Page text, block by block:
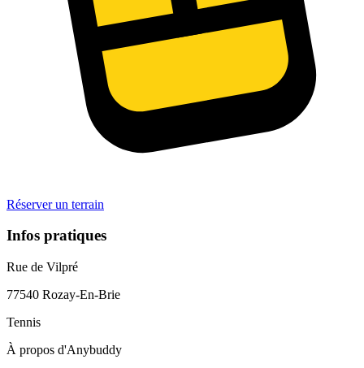
Réserver un terrain
Infos pratiques
Rue de Vilpré
77540 Rozay-En-Brie
Tennis
À propos d'Anybuddy